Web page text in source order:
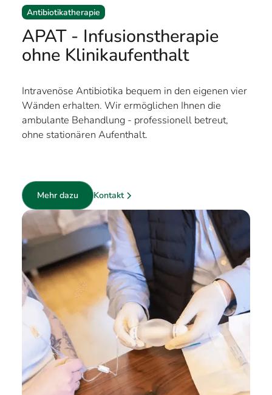
Antibiotikatherapie
APAT - Infusionstherapie
ohne Klinikaufenthalt
Intravenöse Antibiotika bequem in den eigenen vier
Wänden erhalten. Wir ermöglichen Ihnen die
ambulante Behandlung - professionell betreut,
ohne stationären Aufenthalt.
Mehr dazu Kontakt